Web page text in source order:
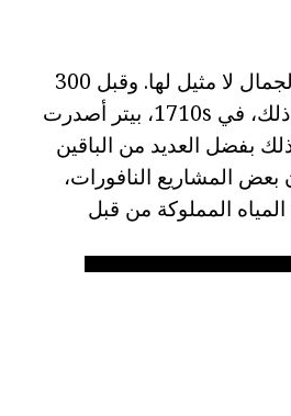
وتشمل اليوم حديقة الفرقة الملكية 4 سلسلة فاخرة و 176 ينابيع الجمال لا مثيل لها. وقبل 300
سنة، كانت هناك مستنقعات فقط وتقع في جميع أنحاء القرية. ومع ذلك، في 1710s، بيتر أصدرت
بفضل العديد من الباقين
بعض المشاريع النافورات،
المملوكة من قبل